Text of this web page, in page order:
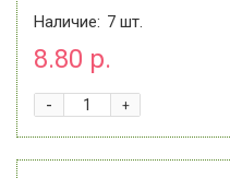
Наличие: 7 шт.
8.80 р.
+
-